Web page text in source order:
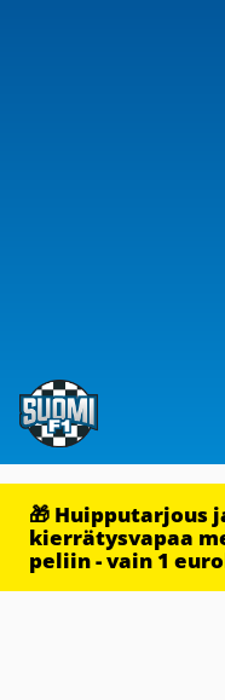
🎁 Huipputarjous
kierrätysvapaa
peliin - vain 1